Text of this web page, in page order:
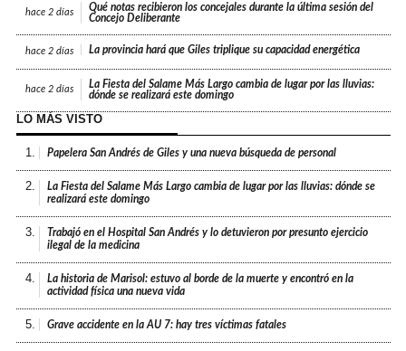
hace 2 días
Qué notas recibieron los concejales durante la última sesión del
Concejo Deliberante
hace 2 días La provincia hará que Giles triplique su capacidad energética
hace 2 días
La Fiesta del Salame Más Largo cambia de lugar por las lluvias:
dónde se realizará este domingo
LO MÁS VISTO
1. Papelera San Andrés de Giles y una nueva búsqueda de personal
2.
La Fiesta del Salame Más Largo cambia de lugar por las lluvias: dónde se
realizará este domingo
3.
Trabajó en el Hospital San Andrés y lo detuvieron por presunto ejercicio
ilegal de la medicina
4.
La historia de Marisol: estuvo al borde de la muerte y encontró en la
actividad física una nueva vida
5. Grave accidente en la AU 7: hay tres víctimas fatales